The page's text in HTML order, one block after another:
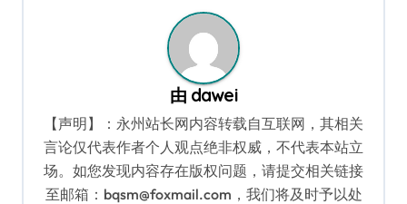
由 dawei
【声明】：永州站长网内容转载自互联网，其相关
言论仅代表作者个人观点绝非权威，不代表本站立
场。如您发现内容存在版权问题，请提交相关链接
至邮箱：bqsm@foxmail.com，我们将及时予以处